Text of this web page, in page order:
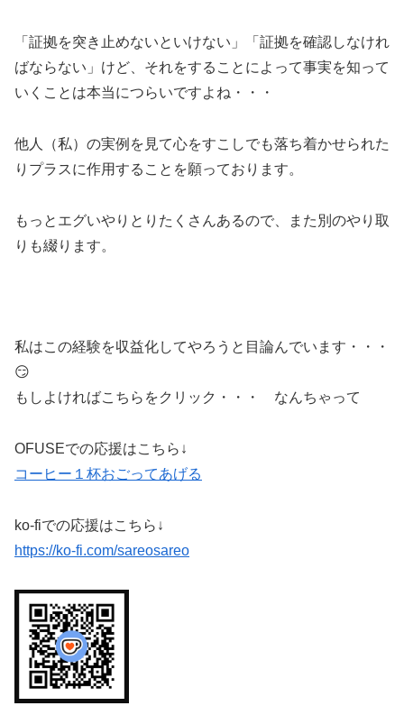
「証拠を突き止めないといけない」「証拠を確認しなけれ
ばならない」けど、それをすることによって事実を知って
いくことは本当につらいですよね・・・
他人（私）の実例を見て心をすこしでも落ち着かせられた
りプラスに作用することを願っております。
もっとエグいやりとりたくさんあるので、また別のやり取
りも綴ります。
私はこの経験を収益化してやろうと目論んでいます・・・
😏
もしよければこちらをクリック・・・ なんちゃって
OFUSEでの応援はこちら↓
コーヒー１杯おごってあげる
ko-fiでの応援はこちら↓
https://ko-fi.com/sareosareo